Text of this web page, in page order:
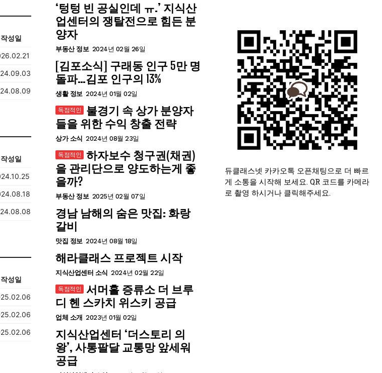
작성일
작성일
작성일
‘텅텅 빈 공실인데 ㅠ.’ 지식산
업센터의 쟁탈전으로 힘든 분
양자
부동산 정보 2024년 02월 26일
[김포소식] 구래동 인구 5만 명
돌파…김포 인구의 13%
생활 정보 2024년 01월 02일
불경기 속 상가 분양자
들을 위한 수익 창출 전략
상가 소식 2024년 08월 23일
하자보수 청구권(채권)
을 관리단으로 양도하는게 좋
을까?
부동산 정보 2025년 02월 07일
경남 남해의 숨은 맛집: 화랑
갈비
맛집 정보 2024년 08월 18일
해라클래스 프로젝트 시작
지식산업센터 소식 2024년 02월 22일
서머홀 증류소 더 브루
디 헨 스카치 위스키 공급
업체 소개 2023년 01월 02일
지식산업센터 ‘더스토리 의
왕’, 사통팔달 교통망 앞세워
공급
듀클래스넷 카카오톡 오픈채팅으로 더 빠르
게 소통을 시작해 보세요. QR 코드를 카메라
로 촬영 하시거나 클릭해주세요.